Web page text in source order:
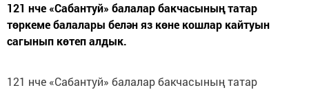
121 нче «Сабантуй» балалар бакчасының татар
төркеме балалары белән яз көне кошлар кайтуын
сагынып көтеп алдык.
121 нче «Сабантуй» балалар бакчасының татар